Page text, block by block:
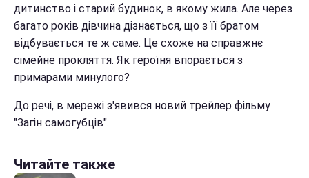
дитинство і старий будинок, в якому жила. Але через
багато років дівчина дізнається, що з її братом
відбувається те ж саме. Це схоже на справжнє
сімейне прокляття. Як героїня впорається з
примарами минулого?
До речі, в мережі з'явився новий трейлер фільму
"Загін самогубців".
Читайте также